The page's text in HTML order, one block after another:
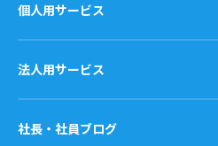
個人用サービス
法人用サービス
社長・社員ブログ